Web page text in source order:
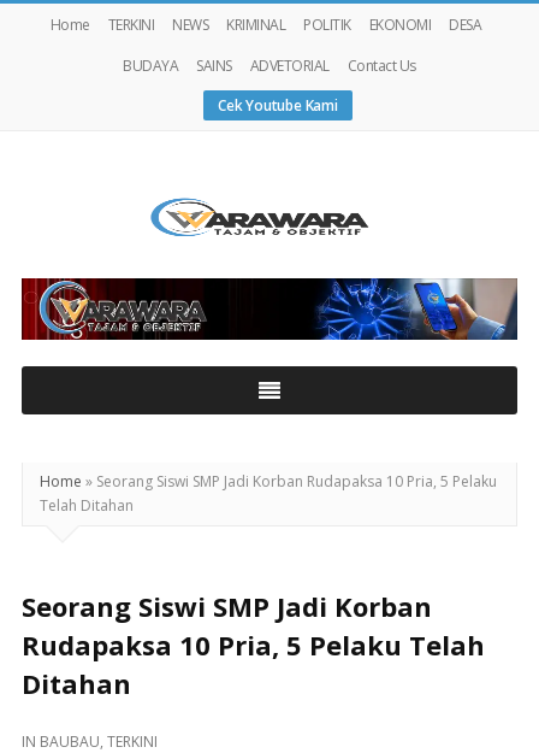
Home TERKINI NEWS KRIMINAL POLITIK EKONOMI
DESA
BUDAYA
SAINS ADVETORIAL
Contact Us
Cek Youtube Kami
Home » Seorang Siswi SMP Jadi Korban Rudapaksa 10 Pria, 5 Pelaku
Telah Ditahan
Seorang Siswi SMP Jadi Korban
Rudapaksa 10 Pria, 5 Pelaku Telah
Ditahan
IN BAUBAU, TERKINI